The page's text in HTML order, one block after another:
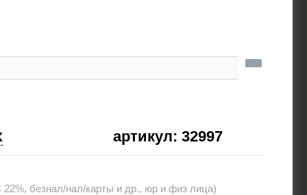
артикул: 32997
безнал/нал/карты и др., юр и физ лица)